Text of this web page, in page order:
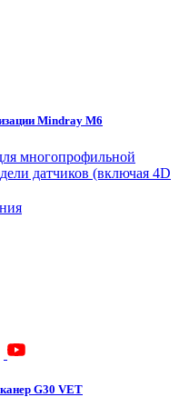
Mindray M6
многопрофильной
датчиков (включая 4D
G30 VET